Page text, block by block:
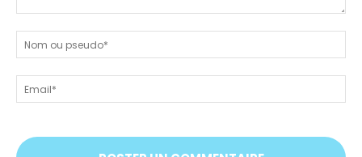
nous
tout
!
On
vous
;)
ou